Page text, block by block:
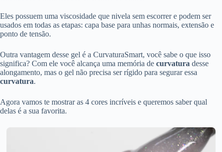
Eles possuem uma viscosidade que nivela sem escorrer e podem ser
usados em todas as etapas: capa base para unhas normais, extensão e
ponto de tensão.
Outra vantagem desse gel é a CurvaturaSmart, você sabe o que isso
significa? Com ele você alcança uma memória de curvatura desse
alongamento, mas o gel não precisa ser rígido para segurar essa
curvatura.
Agora vamos te mostrar as 4 cores incríveis e queremos saber qual
delas é a sua favorita.